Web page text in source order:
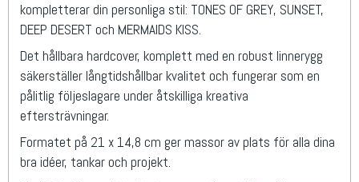
kompletterar din personliga stil: TONES OF GREY, SUNSET,
DEEP DESERT och MERMAIDS KISS.
Det hållbara hardcover, komplett med en robust linnerygg
säkerställer långtidshållbar kvalitet och fungerar som en
pålitlig följeslagare under åtskilliga kreativa
eftersträvningar.
Formatet på 21 x 14,8 cm ger massor av plats för alla dina
bra idéer, tankar och projekt.